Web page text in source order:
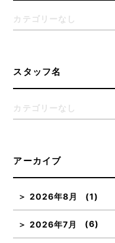
カテゴリーなし
スタッフ名
カテゴリーなし
アーカイブ
2026年8月 (1)
2026年7月 (6)